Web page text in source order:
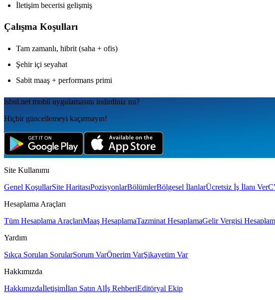
İletişim becerisi gelişmiş
Çalışma Koşulları
Tam zamanlı, hibrit (saha + ofis)
Şehir içi seyahat
Sabit maaş + performans primi
isbul.net mobil uygulamаsını indirdiniz mi?
Hiçbir güncellemeyi kaçırmayın!
Site Kullanımı
Genel KoşullarSite HaritasıPozisyonlarBölümlerBölgesel İlanlarÜcretsiz İş İlanı Ver
Hesaplama Araçları
Tüm Hesaplama AraçlarıMaaş HesaplamaTazminat HesaplamaGelir Vergisi
Yardım
Sıkça Sorulan SorularSorum VarÖnerim VarŞikayetim Var
Hakkımızda
Hakkımızdaİletişimİlan Satın Alİş RehberiEditöryal Ekip